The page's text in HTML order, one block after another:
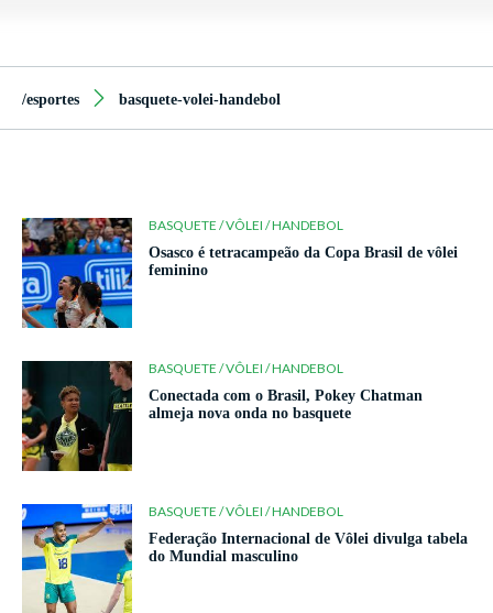
/esportes basquete-volei-handebol
BASQUETE / VÔLEI / HANDEBOL
Osasco é tetracampeão da Copa Brasil de vôlei
feminino
BASQUETE / VÔLEI / HANDEBOL
Conectada com o Brasil, Pokey Chatman
almeja nova onda no basquete
BASQUETE / VÔLEI / HANDEBOL
Federação Internacional de Vôlei divulga tabela
do Mundial masculino